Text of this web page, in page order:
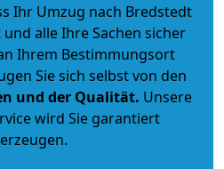
Ihr Umzug nach Bredstedt
alle Ihre Sachen sicher
Ihrem Bestimmungsort
Sie sich selbst von den
und der Qualität. Unsere
wird Sie garantiert